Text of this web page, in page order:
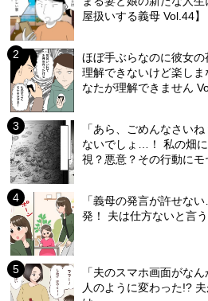
屋扱いする義母 Vol.44】
ほぼ手ぶらなのに彼女
理解できないけど楽し
なたが理解できません
「あら、ごめんなさい
ないでしょ…！ 私の畑
視？悪意？その行動に
「義母の発言が許せな
発！ 夫は仕方ないと言
「夫のスマホ画面がな
人のように変わった!?